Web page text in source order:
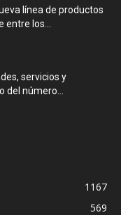
línea de productos
los...
servicios y
número...
1167
569